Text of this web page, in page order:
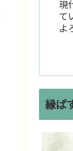
現
て
よ
縁ぱ